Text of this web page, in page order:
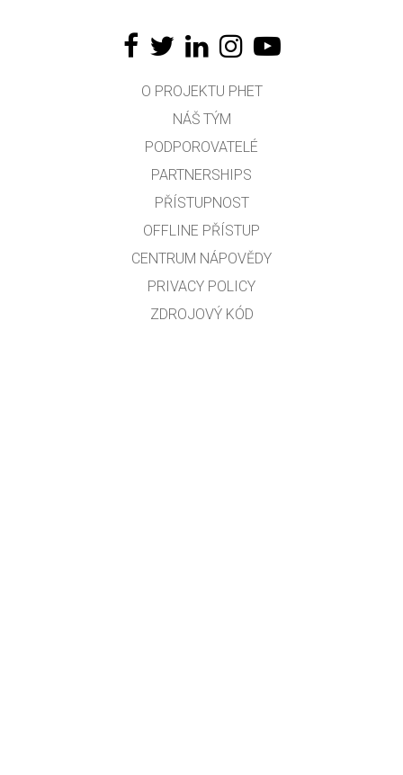
O PROJEKTU PHET
NÁŠ TÝM
PODPOROVATELÉ
PARTNERSHIPS
PŘÍSTUPNOST
OFFLINE PŘÍSTUP
CENTRUM NÁPOVĚDY
PRIVACY POLICY
ZDROJOVÝ KÓD